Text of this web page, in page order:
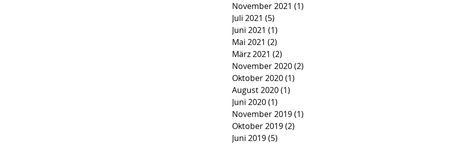
November 2021 (1)
Juli 2021 (5)
Juni 2021 (1)
Mai 2021 (2)
März 2021 (2)
November 2020(2)
Oktober 2020(1)
August 2020(1)
Juni 2020(1)
November 2019(1)
Oktober 2019(2)
Juni 2019(5)